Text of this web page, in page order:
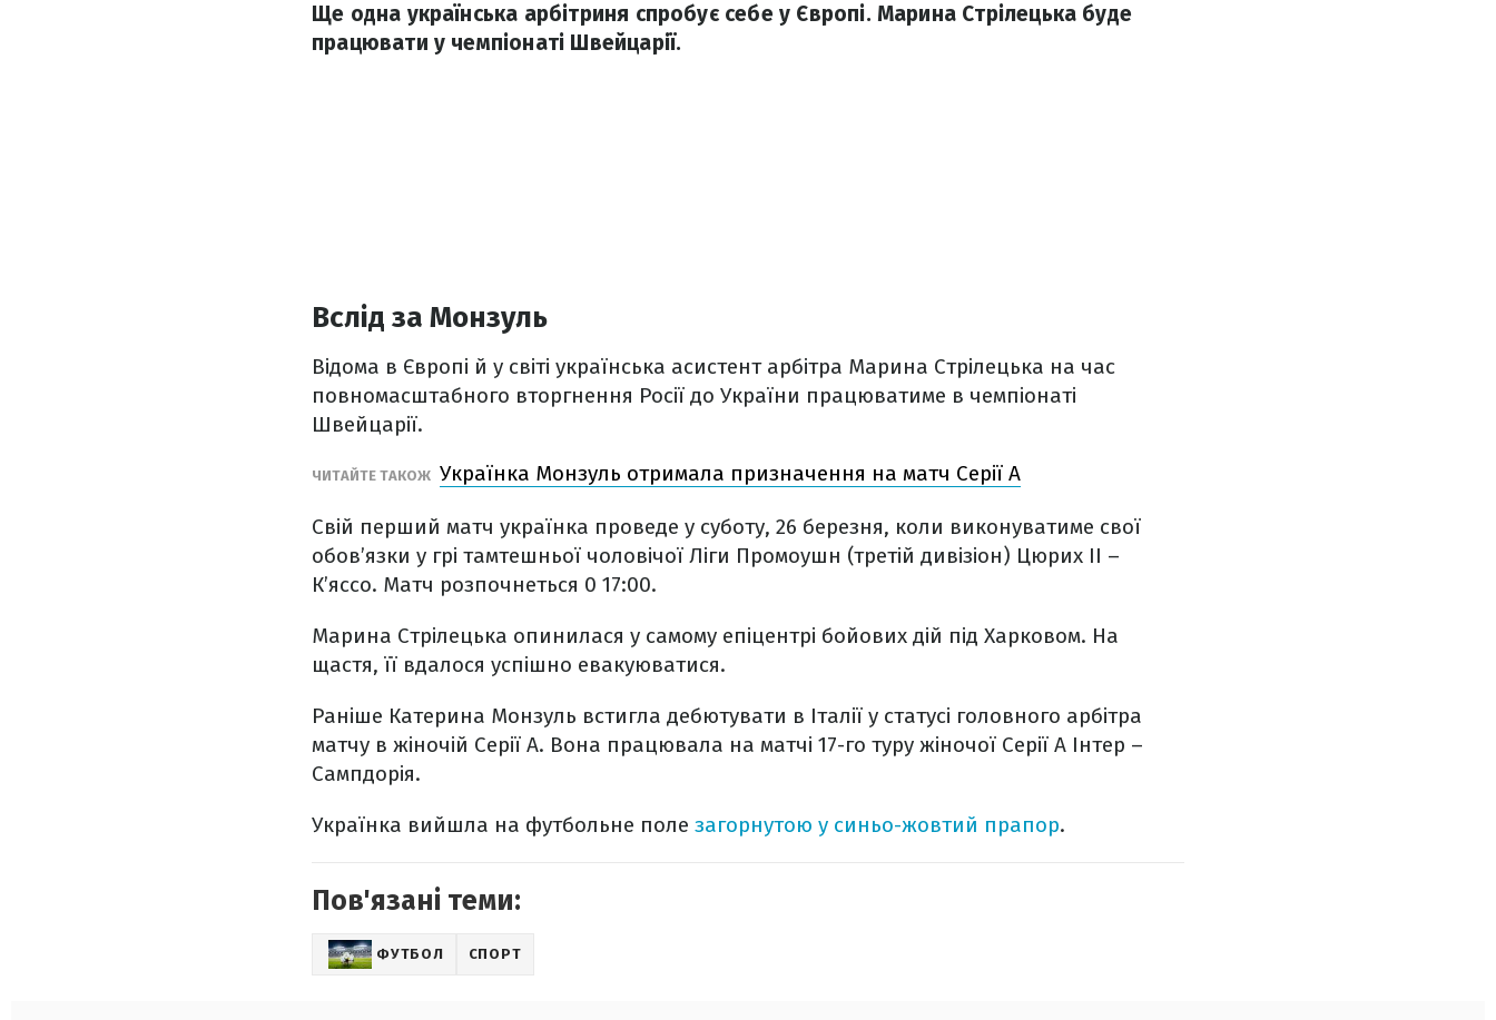
Ще одна українська арбітриня спробує себе у Європі. Марина Стрілецька буде
працювати у чемпіонаті Швейцарії.
Вслід за Монзуль
Відома в Європі й у світі українська асистент арбітра Марина Стрілецька на час
повномасштабного вторгнення Росії до України працюватиме в чемпіонаті
Швейцарії.
ЧИТАЙТЕ ТАКОЖ Українка Монзуль отримала призначення на матч Серії А
Свій перший матч українка проведе у суботу, 26 березня, коли виконуватиме свої
обов’язки у грі тамтешньої чоловічої Ліги Промоушн (третій дивізіон) Цюрих ІІ –
К’яссо. Матч розпочнеться 0 17:00.
Марина Стрілецька опинилася у самому епіцентрі бойових дій під Харковом. На
щастя, її вдалося успішно евакуюватися.
Раніше Катерина Монзуль встигла дебютувати в Італії у статусі головного арбітра
матчу в жіночій Серії А. Вона працювала на матчі 17-го туру жіночої Серії А Інтер –
Сампдорія.
Українка вийшла на футбольне поле загорнутою у синьо-жовтий прапор.
Пов'язані теми:
ФУТБОЛ СПОРТ